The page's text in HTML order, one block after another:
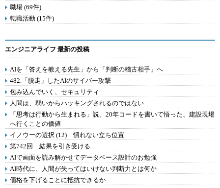
職場 (69件)
転職活動 (15件)
エンジニアライフ 最新の投稿
AIを「答えを教える先生」から「判断の稽古相手」へ
482.「脱走」したAIのサイバー攻撃
包み込んでいく、セキュリティ
人間は、弱いからハッキングされるのではない
「思考は行動から生まれる」説。20年コードを書いて悟った、建設現場
へ行くことの価値
イノウーの選択 (12) 慣れない立ち位置
第742回 結果を引き受ける
AIで画面を読み解かせてデータベース設計のお勉強
AI時代に、人間が失ってはいけない判断力とは何か
価格を下げることに抵抗できるか